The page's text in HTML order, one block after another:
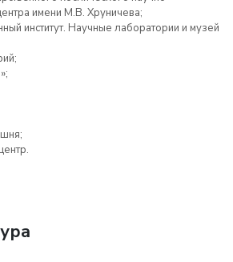
имени М.В. Хруничева;
институт. Научные лаборатории и музей